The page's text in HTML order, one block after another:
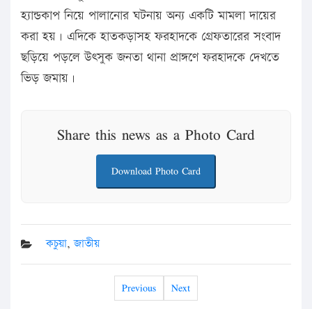
হ্যান্ডকাপ নিয়ে পালানোর ঘটনায় অন্য একটি মামলা দায়ের
করা হয়। এদিকে হাতকড়াসহ ফরহাদকে গ্রেফতারের সংবাদ
ছড়িয়ে পড়লে উৎসুক জনতা থানা প্রাঙ্গণে ফরহাদকে দেখতে
ভিড় জমায়।
Share this news as a Photo Card
Download Photo Card
কচুয়া,জাতীয়
Previous Next